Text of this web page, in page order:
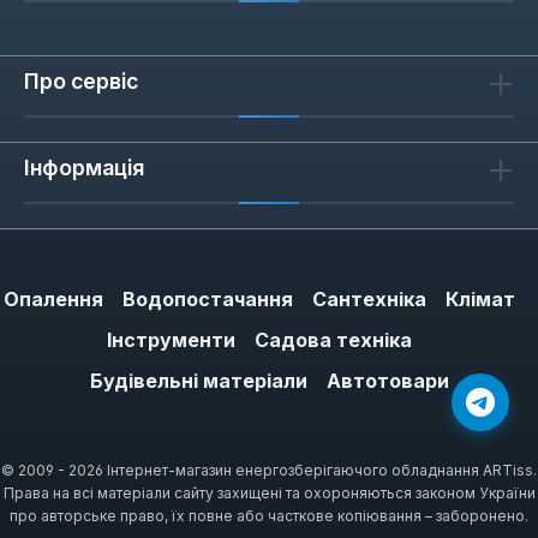
1відгук
вимикаю. Гріє воду до встановленої
температура падає — сам вмикається.
Енергії споживає дуже мало. Поставив
до 90, але сенсу не бачу. Важливо: не
забудьте злити воду після сезону —
Про сервіс
Інформація
Опалення Водопостачання Сантехніка
Клімат
Інструменти
Садова техніка
Будівельні матеріали
Автотовари
© 2009 - 2026 Інтернет-магазин енергозберігаючого обладнання ARTiss.
Права на всі матеріали сайту захищені та охороняються законом України
про авторське право, їх повне або часткове копіювання – заборонено.